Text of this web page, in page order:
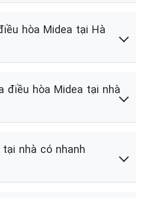
hòa Midea tại Hà
điều hòa Midea tại nhà
nhà có nhanh